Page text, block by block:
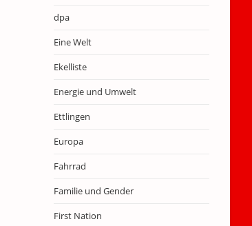
dpa
Eine Welt
Ekelliste
Energie und Umwelt
Ettlingen
Europa
Fahrrad
Familie und Gender
First Nation